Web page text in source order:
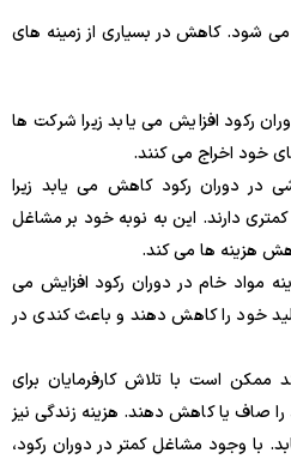
می شود. کاهش در بسیاری از زمینه های
رکود افزایش می یابد زیرا شرکت ها
خود اخراج می کنند.
در دوران رکود کاهش می یابد زیرا
دارند. این به نوبه خود بر مشاغل
هزینه ها می کند.
مواد خام در دوران رکود افزایش می
خود را کاهش دهند و باعث کندی در
ممکن است با تلاش کارفرمایان برای
صاف یا کاهش دهند. هزینه زندگی نیز
با وجود مشاغل کمتر در دوران رکود،